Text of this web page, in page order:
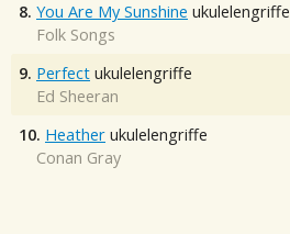
8. You Are My Sunshine ukulelengriffe
Folk Songs
9. Perfect ukulelengriffe
Ed Sheeran
10. Heather ukulelengriffe
Conan Gray